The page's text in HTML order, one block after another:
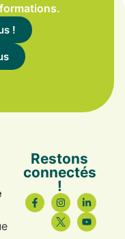
!
Restons
connectés
!